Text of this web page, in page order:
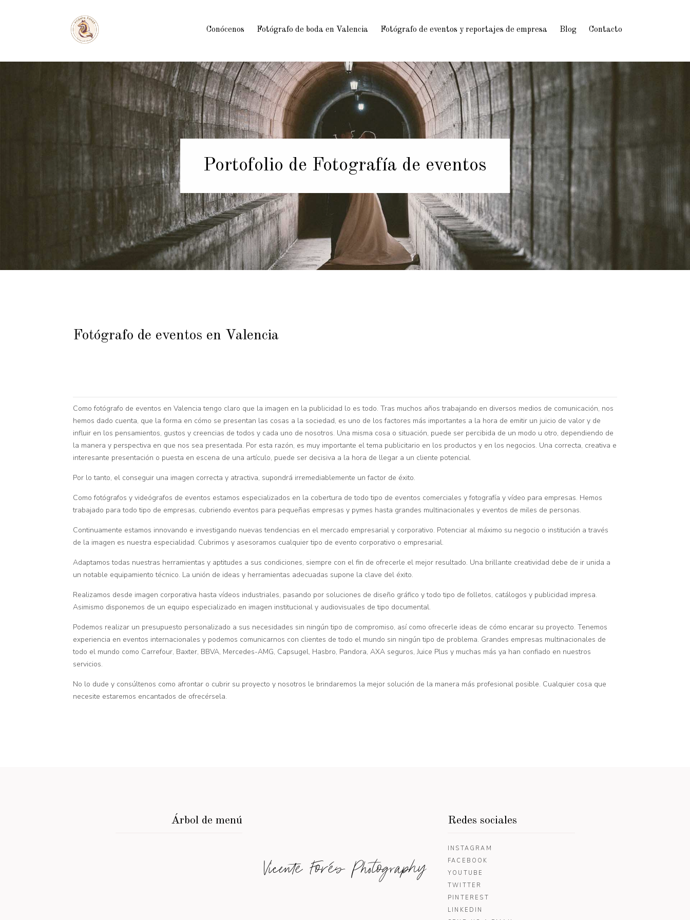
Conócenos Fotógrafo de boda en Valencia Fotógrafo de eventos y reportajes de empresa Blog Contacto
Portofolio de Fotografía de eventos
Fotógrafo de eventos en Valencia
Como fotógrafo de eventos en Valencia tengo claro que la imagen en la publicidad lo es todo. Tras muchos años trabajando en diversos medios de comunicación, nos
hemos dado cuenta, que la forma en cómo se presentan las cosas a la sociedad, es uno de los factores más importantes a la hora de emitir un juicio de valor y de
influir en los pensamientos, gustos y creencias de todos y cada uno de nosotros. Una misma cosa o situación, puede ser percibida de un modo u otro, dependiendo de
la manera y perspectiva en que nos sea presentada. Por esta razón, es muy importante el tema publicitario en los productos y en los negocios. Una correcta, creativa e
interesante presentación o puesta en escena de una artículo, puede ser decisiva a la hora de llegar a un cliente potencial.
Por lo tanto, el conseguir una imagen correcta y atractiva, supondrá irremediablemente un factor de éxito.
Como fotógrafos y videógrafos de eventos estamos especializados en la cobertura de todo tipo de eventos comerciales y fotografía y vídeo para empresas. Hemos
trabajado para todo tipo de empresas, cubriendo eventos para pequeñas empresas y pymes hasta grandes multinacionales y eventos de miles de personas.
Continuamente estamos innovando e investigando nuevas tendencias en el mercado empresarial y corporativo. Potenciar al máximo su negocio o institución a través
de la imagen es nuestra especialidad. Cubrimos y asesoramos cualquier tipo de evento corporativo o empresarial.
Adaptamos todas nuestras herramientas y aptitudes a sus condiciones, siempre con el fin de ofrecerle el mejor resultado. Una brillante creatividad debe de ir unida a
un notable equipamiento técnico. La unión de ideas y herramientas adecuadas supone la clave del éxito.
Realizamos desde imagen corporativa hasta vídeos industriales, pasando por soluciones de diseño gráfico y todo tipo de folletos, catálogos y publicidad impresa.
Asimismo disponemos de un equipo especializado en imagen institucional y audiovisuales de tipo documental.
Podemos realizar un presupuesto personalizado a sus necesidades sin ningún tipo de compromiso, así como ofrecerle ideas de cómo encarar su proyecto. Tenemos
experiencia en eventos internacionales y podemos comunicarnos con clientes de todo el mundo sin ningún tipo de problema. Grandes empresas multinacionales de
todo el mundo como Carrefour, Baxter, BBVA, Mercedes-AMG, Capsugel, Hasbro, Pandora, AXA seguros, Juice Plus y muchas más ya han confiado en nuestros
servicios.
No lo dude y consúltenos como afrontar o cubrir su proyecto y nosotros le brindaremos la mejor solución de la manera más profesional posible. Cualquier cosa que
necesite estaremos encantados de ofrecérsela.
Árbol de menú
Vicente Forés Photography
Redes sociales
INSTAGRAM
FACEBOOK
YOUTUBE
TWITTER
PINTEREST
LINKEDIN